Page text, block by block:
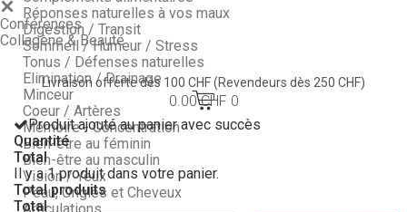
Conférences
Collagène & Beauté
Livraison offerte dès 100 CHF(Revendeurs dès 250 CHF)
0.00 CHF 0
Produit ajouté au panier avec succès
Quantité
Total
Il y a 1 produit dans votre panier.
Total produits
Total
Réponses naturelles à vos maux
Digestion / Transit
Sommeil / Humeur / Stress
Tonus / Défenses naturelles
Elimination / Drainage
Minceur
Coeur / Artères
Mémoire - Concentration
Bien-être au féminin
Bien-être au masculin
Vision / Yeux
Peau, Ongles et Cheveux